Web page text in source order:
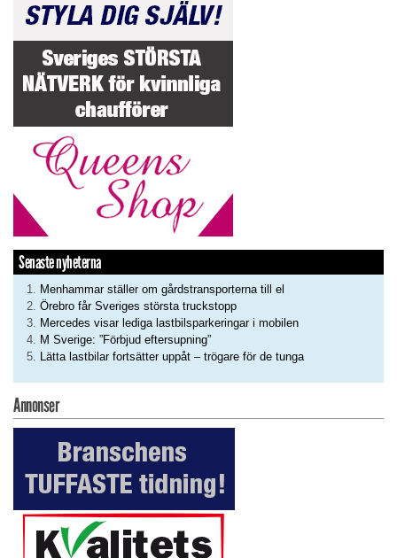
Senaste nyheterna
Menhammar ställer om gårdstransporterna till el
Örebro får Sveriges största truckstopp
Mercedes visar lediga lastbilsparkeringar i mobilen
M Sverige: ”Förbjud eftersupning”
Lätta lastbilar fortsätter uppåt – trögare för de tunga
Annonser